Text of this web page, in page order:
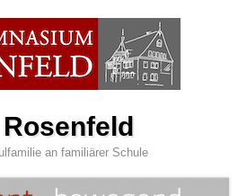
Rosenfeld
an familiärer Schule